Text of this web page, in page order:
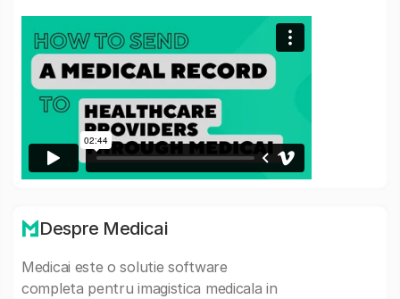
Despre Medicai
Medicai este o solutie software
completa pentru imagistica medicala in